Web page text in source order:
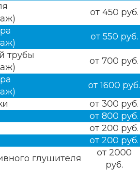
от 450 руб.
от 550 руб.
трубы
от 700 руб.
от 1600 руб.
от 300 руб.
от 800 руб.
от 200 руб.
от 200 руб.
глушителя
от 2000
руб.